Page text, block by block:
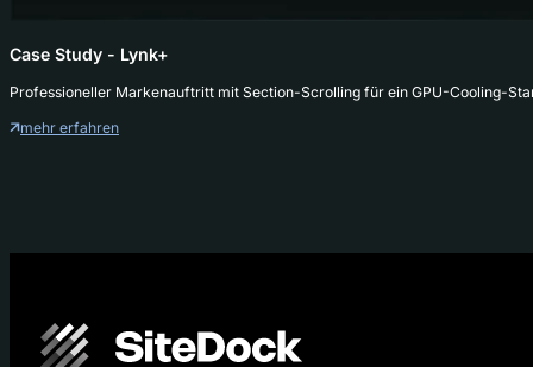
Case Study - Lynk+
Professioneller Markenauftritt mit Section-Scrolling für ein GPU-Cooling-
mehr erfahren